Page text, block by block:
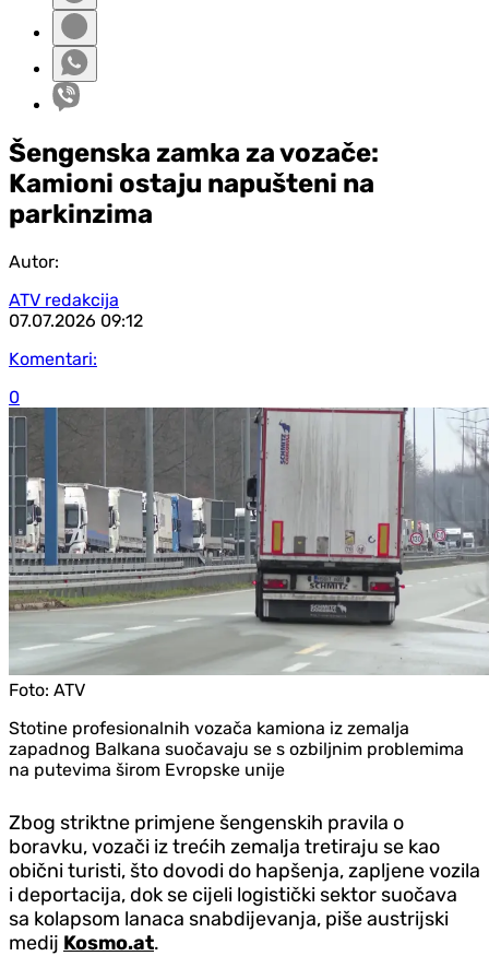
Šengenska zamka za vozače:
Kamioni ostaju napušteni na
parkinzima
Autor:
ATV redakcija
07.07.2026 09:12
Komentari:
0
Foto: ATV
Stotine profesionalnih vozača kamiona iz zemalja
zapadnog Balkana suočavaju se s ozbiljnim problemima
na putevima širom Evropske unije
Zbog striktne primjene šengenskih pravila o
boravku, vozači iz trećih zemalja tretiraju se kao
obični turisti, što dovodi do hapšenja, zapljene vozila
i deportacija, dok se cijeli logistički sektor suočava
sa kolapsom lanaca snabdijevanja, piše austrijski
medij Kosmo.at.